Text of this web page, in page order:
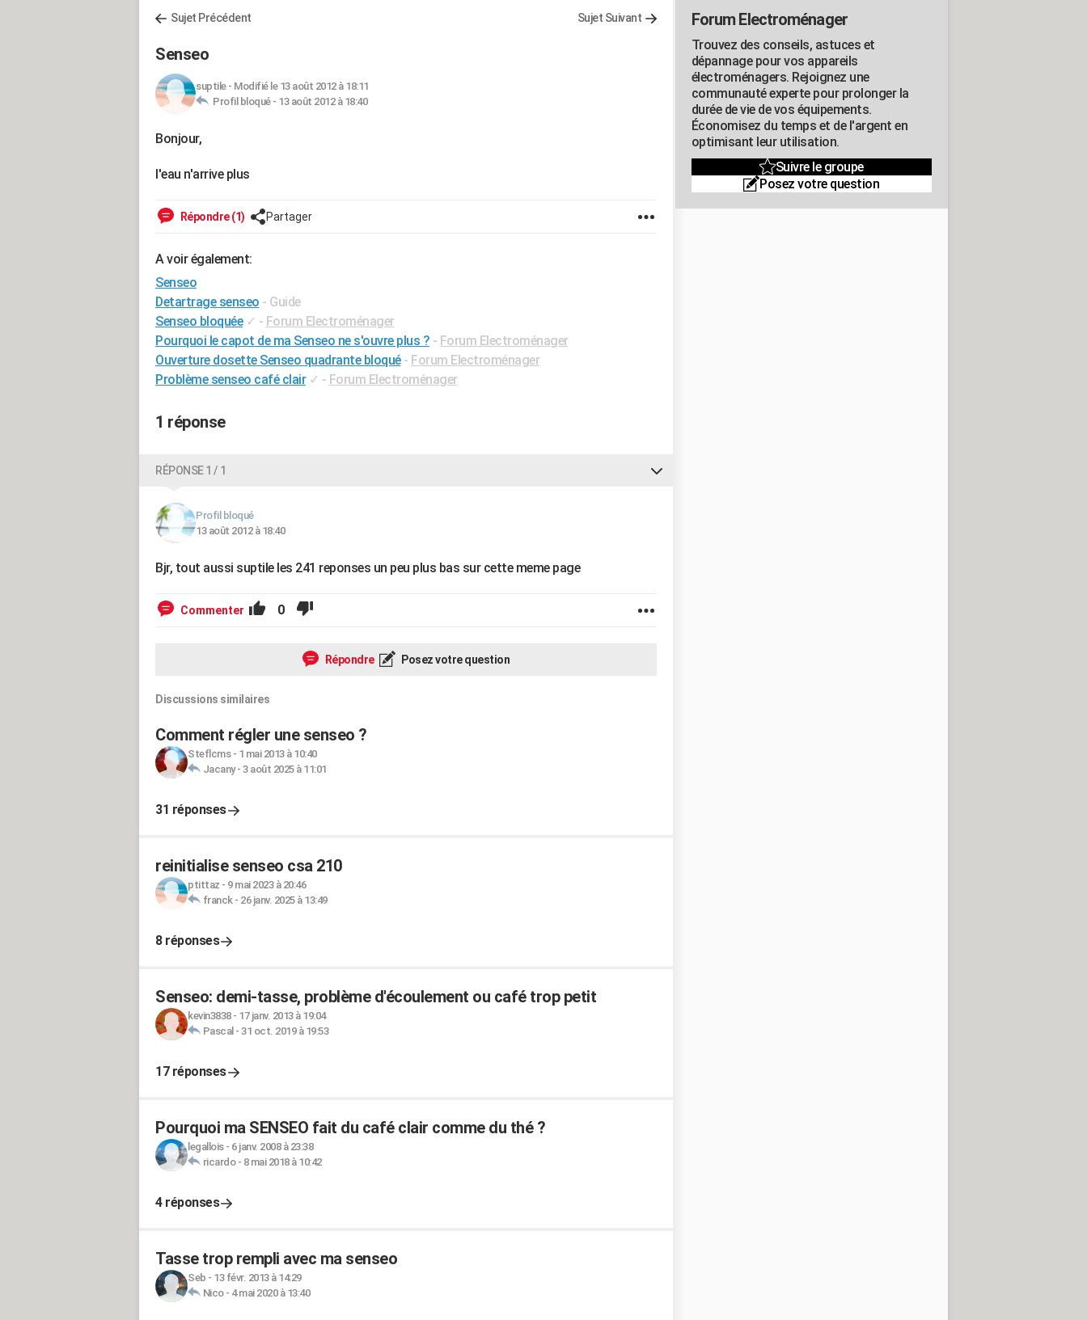
Sujet Précédent Sujet Suivant
Senseo
suptile- Modifié le 13 août 2012 à 18:11
Profil bloqué - 13 août 2012 à 18:40
Bonjour,
l'eau n'arrive plus
Répondre (1) Partager
A voir également:
Senseo
Detartrage senseo - Guide
Senseo bloquée ✓ - Forum Electroménager
Pourquoi le capot de ma Senseo ne s'ouvre plus ? - Forum Electroménager
Ouverture dosette Senseo quadrante bloqué - Forum Electroménager
Problème senseo café clair ✓ - Forum Electroménager
1 réponse
RÉPONSE 1 / 1
Profil bloqué
13 août 2012 à 18:40
Bjr, tout aussi suptile les 241 reponses un peu plus bas sur cette meme page
Commenter 0
Répondre Posez votre question
Discussions similaires
Comment régler une senseo ?
Steflcms- 1 mai 2013 à 10:40
Jacany- 3 août 2025 à 11:01
31 réponses
reinitialise senseo csa 210
ptittaz - 9 mai 2023 à 20:46
franck- 26 janv. 2025 à 13:49
8 réponses
Senseo: demi-tasse, problème d'écoulement ou café trop petit
kevin3838- 17 janv. 2013 à 19:04
Pascal - 31 oct. 2019 à 19:53
17 réponses
Pourquoi ma SENSEO fait du café clair comme du thé ?
legallois- 6 janv. 2008 à 23:38
ricardo- 8 mai 2018 à 10:42
4 réponses
Tasse trop rempli avec ma senseo
Seb - 13 févr. 2013 à 14:29
Nico- 4 mai 2020 à 13:40
Forum Electroménager
Trouvez des conseils, astuces et
dépannage pour vos appareils
électroménagers. Rejoignez une
communauté experte pour prolonger la
durée de vie de vos équipements.
Économisez du temps et de l'argent en
optimisant leur utilisation.
Suivre le groupe
Posez votre question